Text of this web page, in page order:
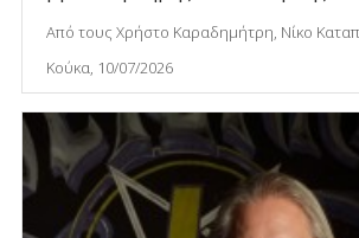
Από τους Χρήστο Καραδημήτρη, Νίκο
Κούκα, 10/07/2026